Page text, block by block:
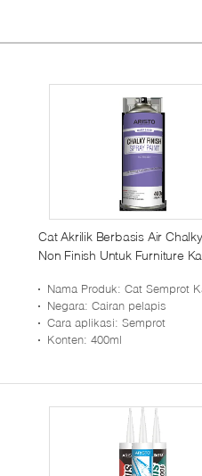
Cat Akrilik Berbasis Air
Non Finish Untuk Furniture
Nama Produk: Cat Semprot
Negara: Cairan pelapis
Cara aplikasi: Semprot
Konten: 400ml